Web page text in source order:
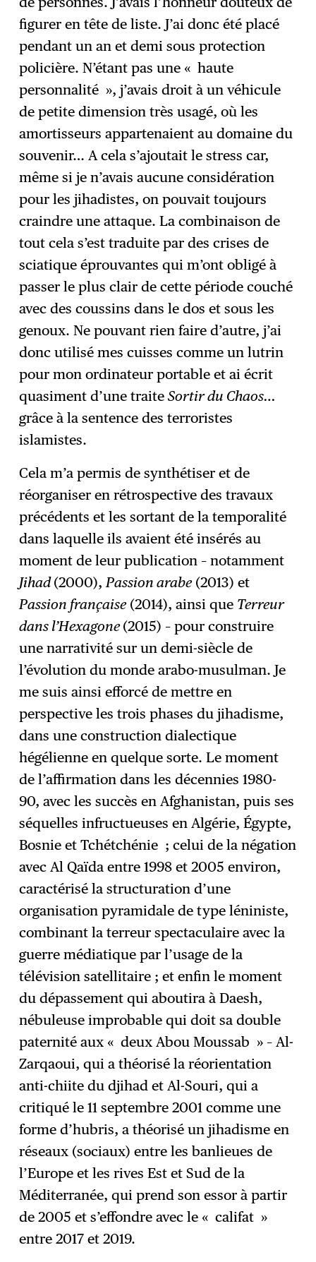
figurer en tête de liste. J’ai donc été placé
pendant un an et demi sous protection
policière. N’étant pas une « haute
personnalité », j’avais droit à un véhicule
de petite dimension très usagé, où les
amortisseurs appartenaient au domaine du
souvenir… A cela s’ajoutait le stress car,
même si je n’avais aucune considération
pour les jihadistes, on pouvait toujours
craindre une attaque. La combinaison de
tout cela s’est traduite par des crises de
sciatique éprouvantes qui m’ont obligé à
passer le plus clair de cette période couché
avec des coussins dans le dos et sous les
genoux. Ne pouvant rien faire d’autre, j’ai
donc utilisé mes cuisses comme un lutrin
pour mon ordinateur portable et ai écrit
quasiment d’une traiteSortir du Chaos…
grâce à la sentence des terroristes
islamistes.
Cela m’a permis de synthétiser et de
réorganiser en rétrospective des travaux
précédents et les sortant de la temporalité
dans laquelle ils avaient été insérés au
moment de leur publication – notamment
Jihad(2000),Passion arabe(2013) et
Passion française(2014), ainsi que Terreur
dans l’Hexagone(2015) – pour construire
une narrativité sur un demi-siècle de
l’évolution du monde arabo-musulman. Je
me suis ainsi efforcé de mettre en
perspective les trois phases du jihadisme,
dans une construction dialectique
hégélienne en quelque sorte. Le moment
de l’affirmation dans les décennies 1980-
90, avec les succès en Afghanistan, puis ses
séquelles infructueuses en Algérie, Égypte,
Bosnie et Tchétchénie ; celui de la négation
avec Al Qaïda entre 1998 et 2005 environ,
caractérisé la structuration d’une
organisation pyramidale de type léniniste,
combinant la terreur spectaculaire avec la
guerre médiatique par l’usage de la
télévision satellitaire ; et enfin le moment
du dépassement qui aboutira à Daesh,
nébuleuse improbable qui doit sa double
paternité aux « deux Abou Moussab » – Al-
Zarqaoui, qui a théorisé la réorientation
anti-chiite du djihad et Al-Souri, qui a
critiqué le 11 septembre 2001 comme une
forme d’hubris, a théorisé un jihadisme en
réseaux (sociaux) entre les banlieues de
l’Europe et les rives Est et Sud de la
Méditerranée, qui prend son essor à partir
de 2005 et s’effondre avec le « califat »
entre 2017 et 2019.